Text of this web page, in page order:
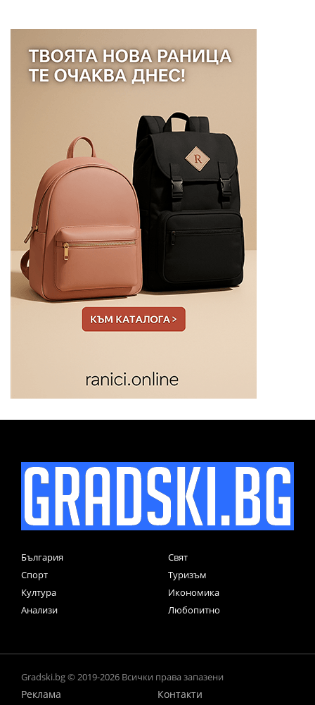
България
Свят
Спорт
Туризъм
Култура
Икономика
Анализи
Любопитно
Gradski.bg © 2019-2026 Всички права запазени
Реклама Контакти